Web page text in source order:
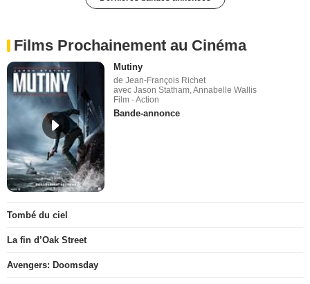
Films Prochainement au Cinéma
Mutiny
de Jean-François Richet
avec Jason Statham, Annabelle Wallis
Film - Action
Bande-annonce
Tombé du ciel
La fin d’Oak Street
Avengers: Doomsday